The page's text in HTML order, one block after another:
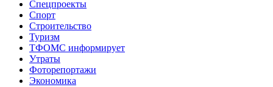
Спецпроекты
Спорт
Строительство
Туризм
ТФОМС информирует
Утраты
Фоторепортажи
Экономика